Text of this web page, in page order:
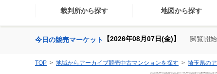
裁判所から探す 地図から探す
今日の競売マーケット 【2026年08月07日(金)】 閲覧開始
TOP 地域からアーカイブ競売中古マンションを探す 埼玉県の